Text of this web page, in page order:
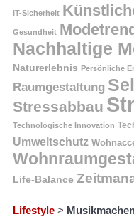
IT-Sicherheit
Gesundheit
Nachhaltige
Naturerlebnis Persönliche
Raumgestaltung
Stressabbau
Technologische Innovation
Umweltschutz
Life-Balance
Lifestyle >